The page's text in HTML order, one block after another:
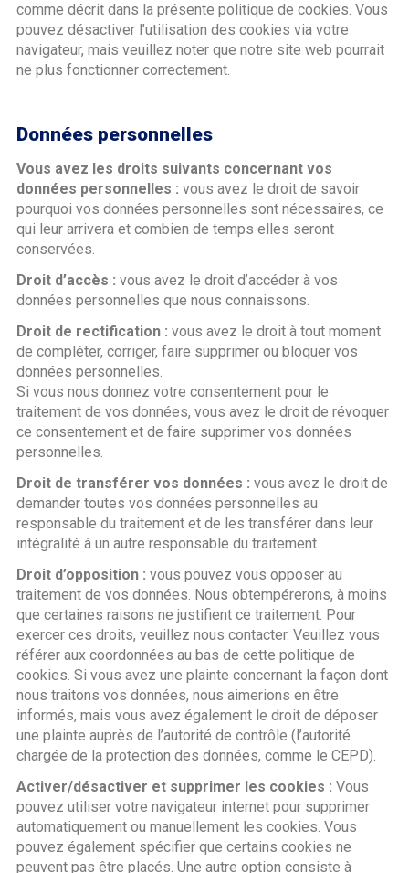
comme décrit dans la présente politique de cookies. Vous
pouvez désactiver l’utilisation des cookies via votre
navigateur, mais veuillez noter que notre site web pourrait
ne plus fonctionner correctement.
Données personnelles
Vous avez les droits suivants concernant vos
données personnelles : vous avez le droit de savoir
pourquoi vos données personnelles sont nécessaires, ce
qui leur arrivera et combien de temps elles seront
conservées.
Droit d’accès : vous avez le droit d’accéder à vos
données personnelles que nous connaissons.
Droit de rectification : vous avez le droit à tout moment
de compléter, corriger, faire supprimer ou bloquer vos
données personnelles.
Si vous nous donnez votre consentement pour le
traitement de vos données, vous avez le droit de révoquer
ce consentement et de faire supprimer vos données
personnelles.
Droit de transférer vos données : vous avez le droit de
demander toutes vos données personnelles au
responsable du traitement et de les transférer dans leur
intégralité à un autre responsable du traitement.
Droit d’opposition : vous pouvez vous opposer au
traitement de vos données. Nous obtempérerons, à moins
que certaines raisons ne justifient ce traitement. Pour
exercer ces droits, veuillez nous contacter. Veuillez vous
référer aux coordonnées au bas de cette politique de
cookies. Si vous avez une plainte concernant la façon dont
nous traitons vos données, nous aimerions en être
informés, mais vous avez également le droit de déposer
une plainte auprès de l’autorité de contrôle (l’autorité
chargée de la protection des données, comme le CEPD).
Activer/désactiver et supprimer les cookies : Vous
pouvez utiliser votre navigateur internet pour supprimer
automatiquement ou manuellement les cookies. Vous
pouvez également spécifier que certains cookies ne
peuvent pas être placés. Une autre option consiste à